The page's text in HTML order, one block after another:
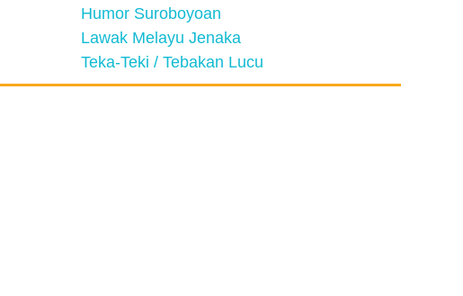
Humor Suroboyoan
Lawak Melayu Jenaka
Teka-Teki / Tebakan Lucu